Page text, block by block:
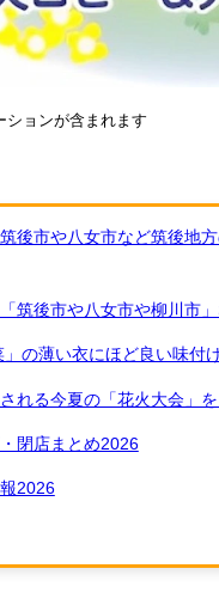
ョンが含まれます
後市や八女市など筑後地
筑後市や八女市や柳川市
の薄い衣にほど良い味付
れる今夏の「花火大会」を
閉店まとめ2026
2026